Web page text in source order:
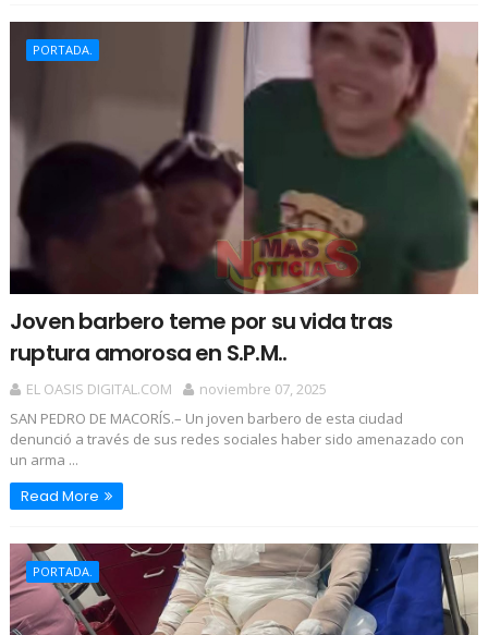
PORTADA.
Joven barbero teme por su vida tras
ruptura amorosa en S.P.M..
EL OASIS DIGITAL.COM
noviembre 07, 2025
SAN PEDRO DE MACORÍS.– Un joven barbero de esta ciudad
denunció a través de sus redes sociales haber sido amenazado con
un arma ...
Read More
PORTADA.